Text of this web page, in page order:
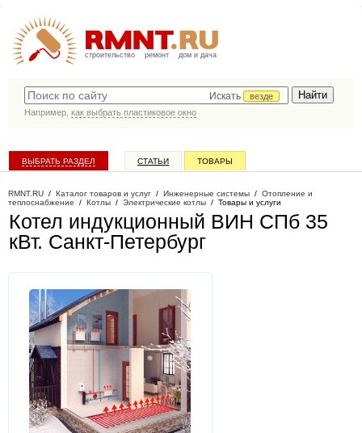
строительство ремонт дом и дача
Искать
везде
Например, как выбрать пластиковое окно
ВЫБРАТЬ РАЗДЕЛ СТАТЬИ ТОВАРЫ
RMNT.RU / Каталог товаров и услуг / Инженерные системы / Отопление и
теплоснабжение / Котлы / Электрические котлы / Товары и услуги
Котел индукционный ВИН СПб 35
кВт. Санкт-Петербург